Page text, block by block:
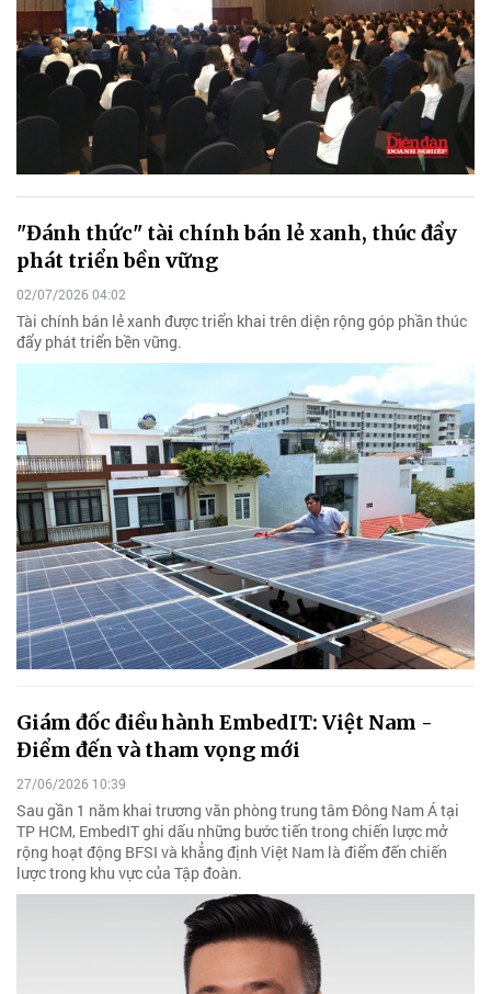
"Đánh thức" tài chính bán lẻ xanh, thúc đẩy
phát triển bền vững
02/07/2026 04:02
Tài chính bán lẻ xanh được triển khai trên diện rộng góp phần thúc
đẩy phát triển bền vững.
Giám đốc điều hành EmbedIT: Việt Nam -
Điểm đến và tham vọng mới
27/06/2026 10:39
Sau gần 1 năm khai trương văn phòng trung tâm Đông Nam Á tại
TP HCM, EmbedIT ghi dấu những bước tiến trong chiến lược mở
rộng hoạt động BFSI và khẳng định Việt Nam là điểm đến chiến
lược trong khu vực của Tập đoàn.